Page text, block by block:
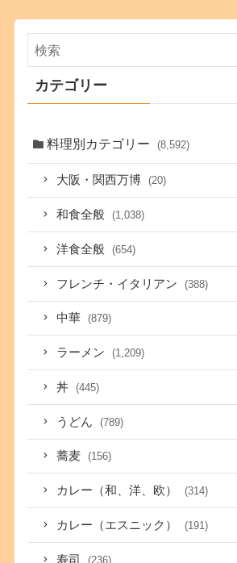
カテゴリー
料理別カテゴリー (8,592)
大阪・関西万博 (20)
和食全般 (1,038)
洋食全般 (654)
フレンチ・イタリアン (388)
中華 (879)
ラーメン (1,209)
丼 (445)
うどん (789)
蕎麦 (156)
カレー（和、洋、欧） (314)
カレー（エスニック） (191)
寿司 (236)